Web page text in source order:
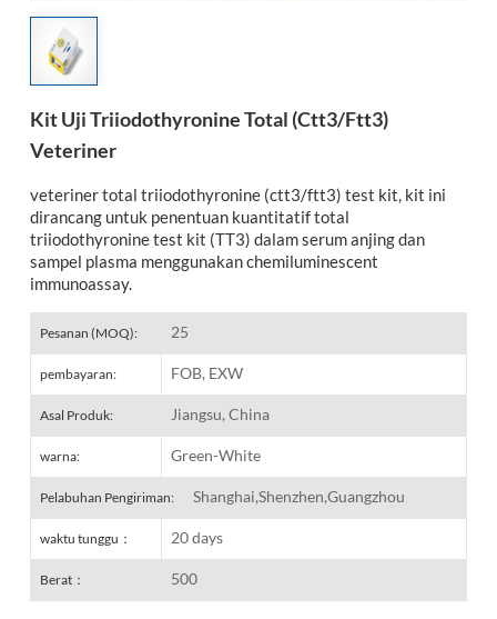
Kit Uji Triiodothyronine Total (ctt3/ftt3)
Veteriner
veteriner total triiodothyronine (ctt3/ftt3) test kit, kit ini
dirancang untuk penentuan kuantitatif total
triiodothyronine test kit (TT3) dalam serum anjing dan
sampel plasma menggunakan chemiluminescent
immunoassay.
Pesanan (MOQ): 25
pembayaran: FOB, EXW
Asal Produk: Jiangsu, China
warna: Green-White
Pelabuhan Pengiriman: Shanghai,Shenzhen,Guangzhou
waktu tunggu： 20 days
Berat： 500